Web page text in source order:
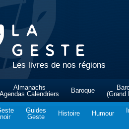
Les livres de nos régions
Almanachs
Agendas Calendriers
Baroque
(Grand
noir
Guides
Geste
Histoire Humour